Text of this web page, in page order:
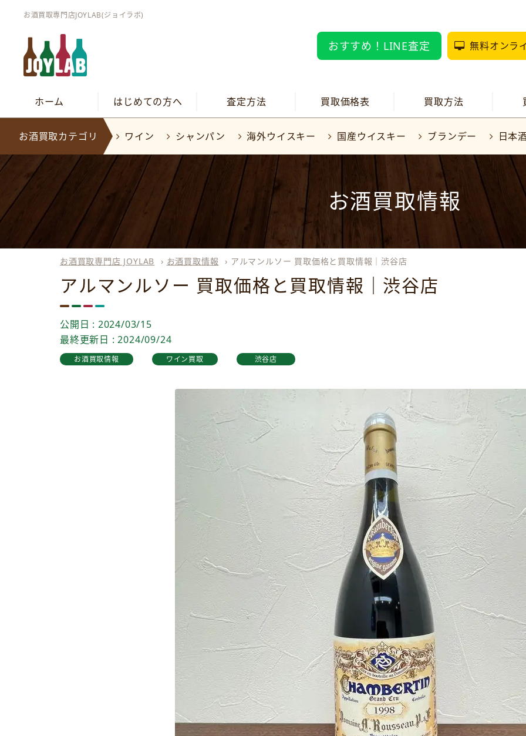
お酒買取専門店JOYLAB(ジョイラボ)
おすすめ！LINE査定 無料オンラ
ホーム はじめての方へ 査定方法 買取価格表 買取方法
お酒買取カテゴリ ワイン シャンパン 海外ウイスキー 国産ウイスキー ブランデー 日本
お酒買取情報
お酒買取専門店 JOYLAB › お酒買取情報 › アルマンルソー 買取価格と買取情報｜渋谷店
アルマンルソー 買取価格と買取情報｜渋谷店
公開日 : 2024/03/15
最終更新日 : 2024/09/24
お酒買取情報 ワイン買取 渋谷店